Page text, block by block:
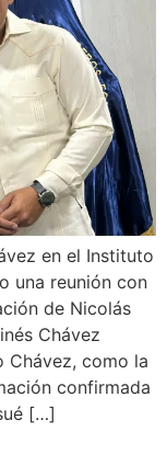
en el Instituto
una reunión con
de Nicolás
Chávez
Chávez, como la
confirmada
[…]